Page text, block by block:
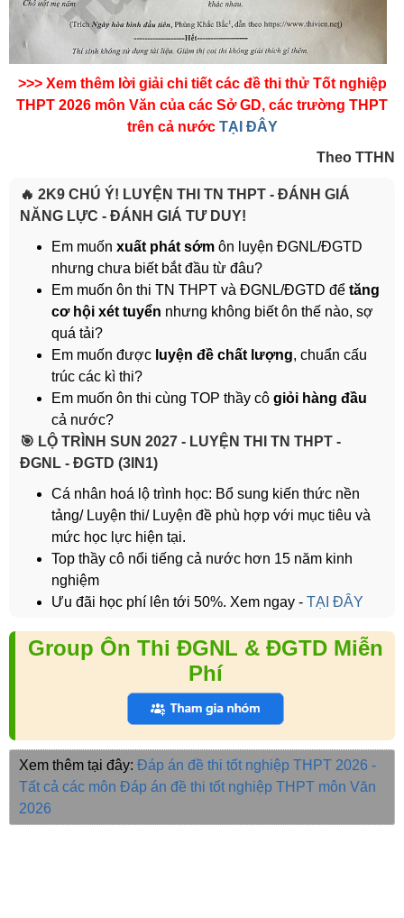
>>> Xem thêm lời giải chi tiết các đề thi thử Tốt nghiệp
THPT 2026 môn Văn của các Sở GD, các trường THPT
trên cả nước TẠI ĐÂY
Theo TTHN
🔥 2K9 CHÚ Ý! LUYỆN THI TN THPT - ĐÁNH GIÁ
NĂNG LỰC - ĐÁNH GIÁ TƯ DUY!
Em muốn xuất phát sớm ôn luyện ĐGNL/ĐGTD
nhưng chưa biết bắt đầu từ đâu?
Em muốn ôn thi TN THPT và ĐGNL/ĐGTD để tăng
cơ hội xét tuyển nhưng không biết ôn thế nào, sợ
quá tải?
Em muốn được luyện đề chất lượng, chuẩn cấu
trúc các kì thi?
Em muốn ôn thi cùng TOP thầy cô giỏi hàng đầu
cả nước?
️🎯 LỘ TRÌNH SUN 2027 - LUYỆN THI TN THPT -
ĐGNL - ĐGTD (3IN1)
Cá nhân hoá lộ trình học: Bổ sung kiến thức nền
tảng/ Luyện thi/ Luyện đề phù hợp với mục tiêu và
mức học lực hiện tại.
Top thầy cô nổi tiếng cả nước hơn 15 năm kinh
nghiệm
Ưu đãi học phí lên tới 50%. Xem ngay - TẠI ĐÂY
Group Ôn Thi ĐGNL & ĐGTD Miễn
Phí
Xem thêm tại đây: Đáp án đề thi tốt nghiệp THPT 2026 -
Tất cả các môn Đáp án đề thi tốt nghiệp THPT môn Văn
2026